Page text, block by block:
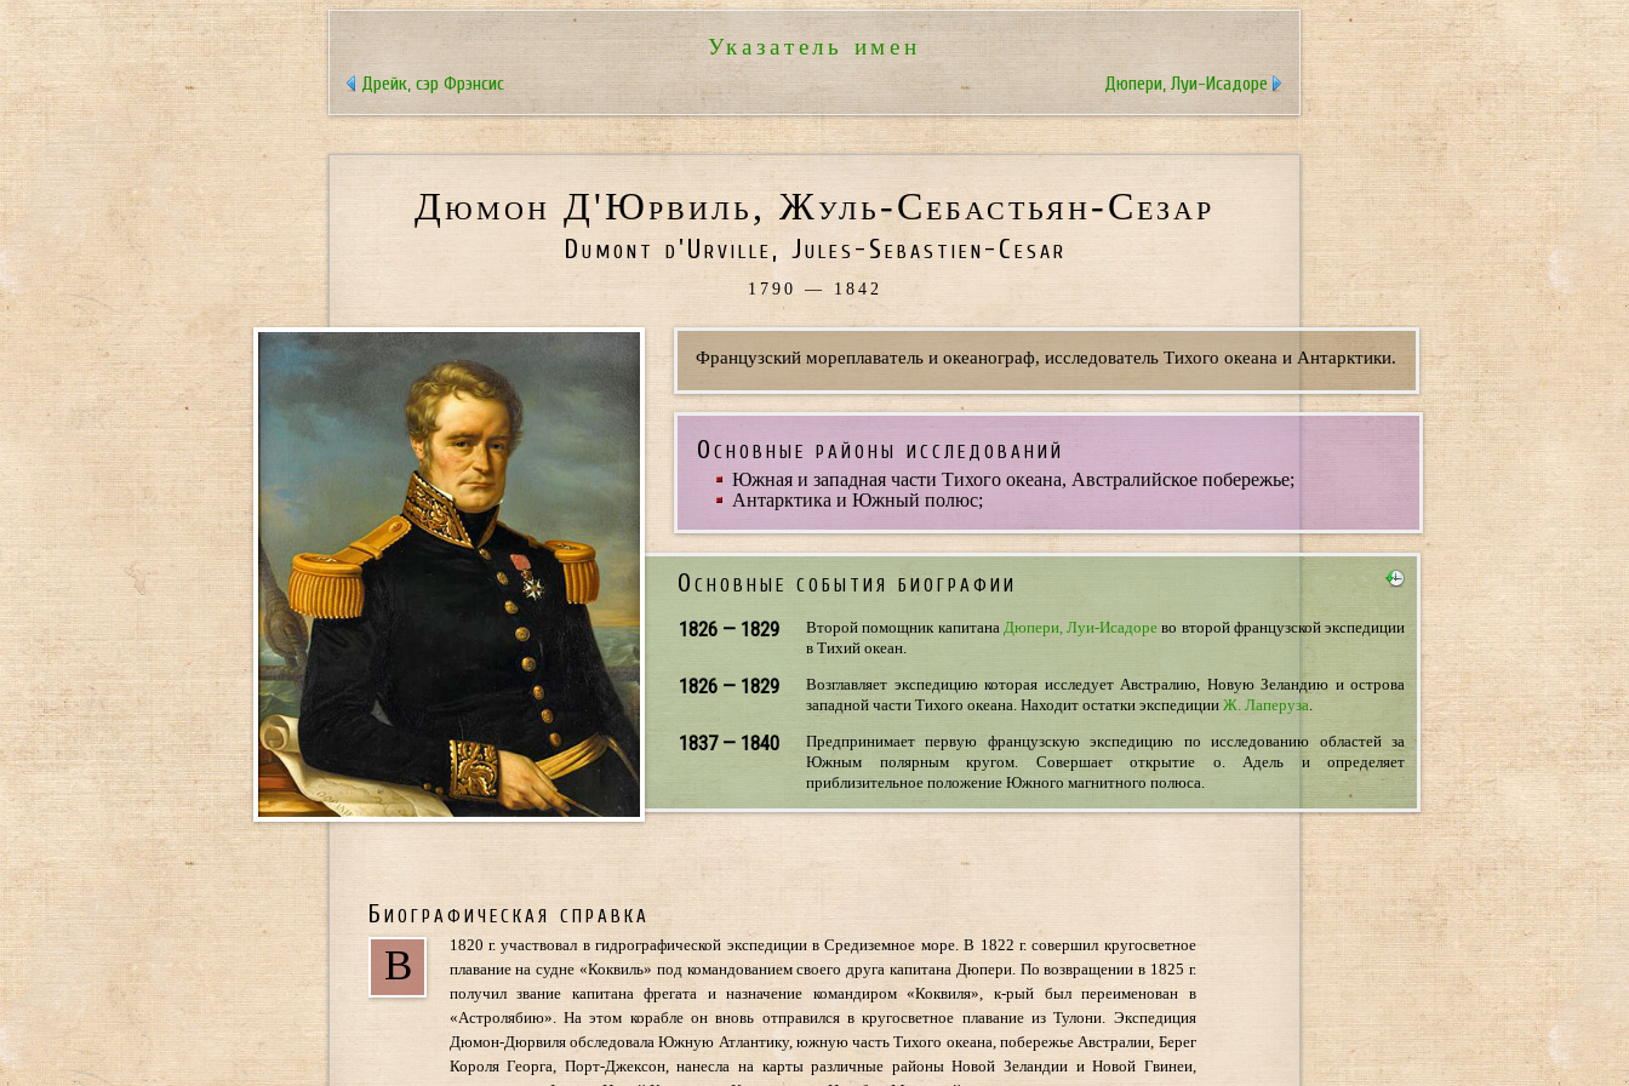
Указатель имен
Дрейк, сэр Фрэнсис Дюпери, Луи-Исадоре
Дюмон Д'Юрвиль, Жуль-Себастьян-Сезар
Dumont d'Urville, Jules-Sebastien-Cesar
1790 — 1842
Французский мореплаватель и океанограф, исследователь Тихого океана и Антарктики.
Основные районы исследований
Южная и западная части Тихого океана, Австралийское побережье;
Антарктика и Южный полюс;
Основные события биографии
1826 — 1829 Второй помощник капитана Дюпери, Луи-Исадоре во второй французской экспедиции
в Тихий океан.
1826 — 1829
Возглавляет экспедицию которая исследует Австралию, Новую Зеландию и острова
западной части Тихого океана. Находит остатки экспедиции Ж. Лаперуза
1837 — 1840
Предпринимает первую французскую экспедицию по исследованию областей за
Южным полярным кругом. Совершает открытие о. Адель и определяет
приблизительное положение Южного магнитного полюса.
Биографическая справка
В
1820 г. участвовал в гидрографической экспедиции в Средиземное море. В 1822 г. совершил кругосветное
плавание на судне «Коквиль» под командованием своего друга капитана Дюпери. По возвращении в 1825 г.
получил звание капитана фрегата и назначение командиром «Коквиля», к-рый был переименован в
«Астролябию». На этом корабле он вновь отправился в кругосветное плавание из Тулони. Экспедиция
Дюмон-Дюрвиля обследовала Южную Атлантику, южную часть Тихого океана, побережье Австралии, Берег
Короля Георга, Порт-Джексон, нанесла на карты различные районы Новой Зеландии и Новой Гвинеи,